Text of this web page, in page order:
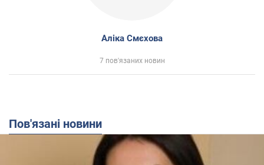
Аліка Смєхова
7 пов'язаних новин
Пов'язані новини